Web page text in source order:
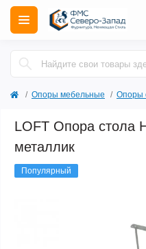
Опоры мебельные Опоры
LOFT Опора стола
металлик
Популярный